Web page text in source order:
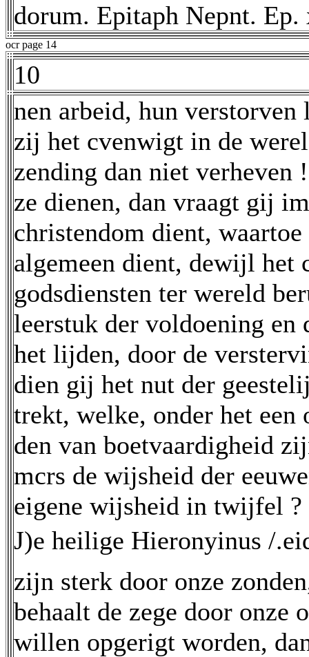
dorum. Epitaph Nepnt.
ocr page 14
10
nen arbeid, hun
zij het cvenwigt in de
zending dan niet verheven
ze dienen, dan vraagt gij
christendom dient,
algemeen dient, dewijl het
godsdiensten ter wereld
leerstuk der voldoening en
het lijden, door de
dien gij het nut der
trekt, welke, onder het een
den van boetvaardigheid
mcrs de wijsheid der
eigene wijsheid in twijfel ?
J)e heilige Hieronyinus /
zijn sterk door onze
behaalt de zege door onze
willen opgerigt worden,